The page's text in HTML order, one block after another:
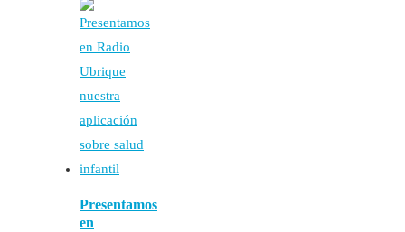
Presentamos
en